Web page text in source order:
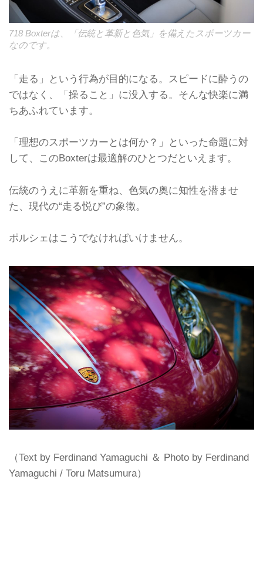
718 Boxterは、「伝統と革新と色気」を備えたスポーツカー
なのです。
「走る」という行為が目的になる。スピードに酔うの
ではなく、「操ること」に没入する。そんな快楽に満
ちあふれています。
「理想のスポーツカーとは何か？」といった命題に対
して、このBoxterは最適解のひとつだといえます。
伝統のうえに革新を重ね、色気の奥に知性を潜ませ
た、現代の“走る悦び”の象徴。
ポルシェはこうでなければいけません。
（Text by Ferdinand Yamaguchi ＆ Photo by Ferdinand
Yamaguchi / Toru Matsumura）